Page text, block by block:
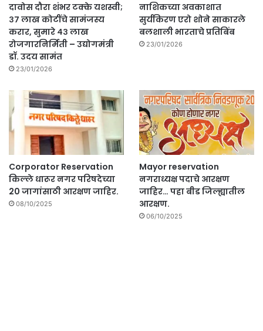
दावोस दौरा शंभर टक्के यशस्वी;
३७ लाख कोटींचे सामंजस्य
करार, सुमारे ४३ लाख
रोजगारनिर्मिती – उद्योगमंत्री
डॉ. उदय सामंत
23/01/2026
नाशिकच्या अवकाशात
सुर्यकिरण एरो शोने साकारले
बलशाली भारताचे प्रतिबिंब
23/01/2026
Corporator Reservation
किल्ले धारूर नगर परिषदेच्या
20 जागांसाठी आरक्षण जाहिर.
08/10/2025
Mayor reservation
नगराध्यक्ष पदाचे आरक्षण
जाहिर… पहा बीड जिल्ह्यातील
आरक्षण.
06/10/2025